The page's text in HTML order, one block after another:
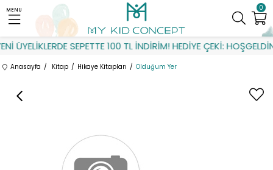
ÜYELİKLERDE SEPETTE 100 TL İNDİRİM! HEDİYE ÇEKİ: HOŞGELDİN
0
MENU
Anasayfa Kitap Hikaye Kitapları Olduğum Yer